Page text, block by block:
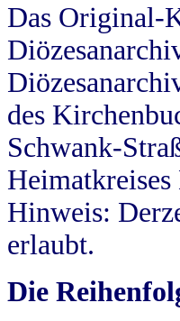
Das Original-
des
Schwank-
Hinweis:
erlaubt.
Die